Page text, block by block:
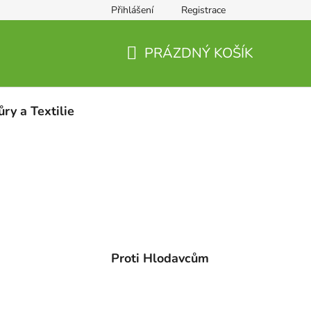
Přihlášení Registrace
PRÁZDNÝ KOŠÍK
a Textilie
Proti Hlodavcům